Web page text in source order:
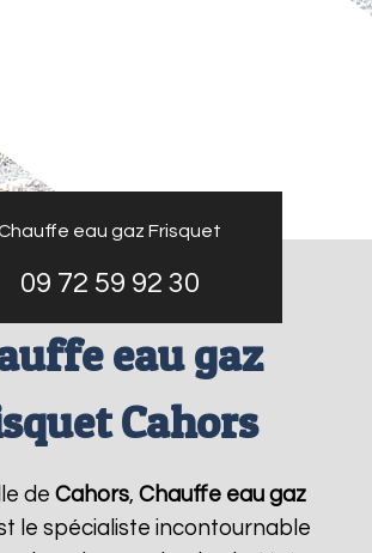
eau gaz Frisquet
09 72 59 92 30
eau gaz
Cahors
de Cahors, Chauffe eau gaz
le spécialiste incontournable